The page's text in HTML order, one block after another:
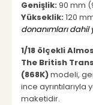
Genişlik:90 mm
Yükseklik:120
donanımları dahil
1/18 ölçekli
The British
(868K)modeli,
ince
maketidir.